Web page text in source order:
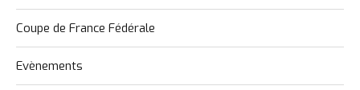
Coupe de France Fédérale
Evènements